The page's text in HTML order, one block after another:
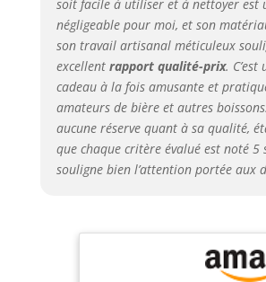
tube.
dégradée
couleurs
boissons
avec des
LED qui
changer
de
soit facile à utiliser et à nettoyer est
négligeable pour moi, et son
son travail artisanal méticuleux
excellent rapport qualité-prix. C’est
cadeau à la fois amusante et
amateurs de bière et autres boissons.
aucune réserve quant à sa qualité,
que chaque critère évalué est noté 5
souligne bien l’attention portée aux